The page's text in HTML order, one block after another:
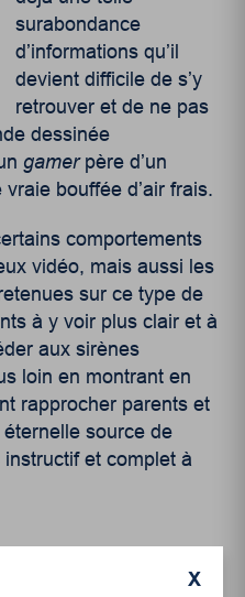
surabondance
d’informations qu’il
devient difficile de s’y
retrouver et de ne pas
dessinée
gamer père d’un
bouffée d’air frais.
comportements
vidéo, mais aussi les
sur ce type de
à y voir plus clair et à
aux sirènes
loin en montrant en
rapprocher parents et
source de
et complet à
X